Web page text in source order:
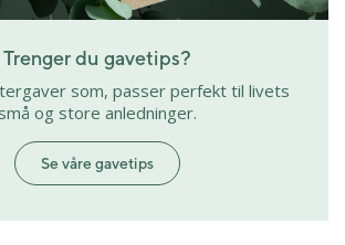
Trenger du gavetips?
som, passer perfekt til livets
små og store anledninger.
Se våre gavetips